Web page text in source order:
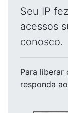
Seu IP
acessos
conosco.
Para liberar
responda